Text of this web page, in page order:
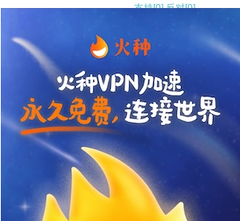
支持[0] 反对[0]
支持[0] 反对
支持